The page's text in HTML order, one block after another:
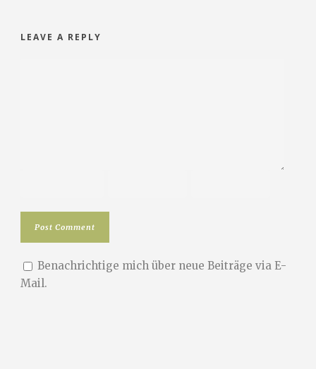
LEAVE A REPLY
Benachrichtige mich über neue Beiträge via E-
Mail.